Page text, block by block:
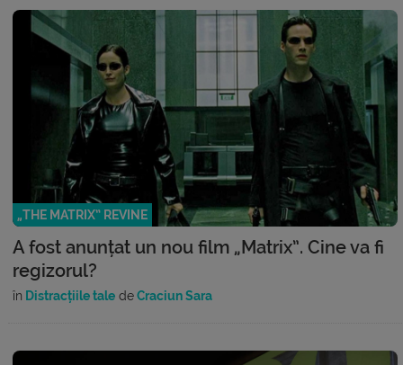
„THE MATRIX” REVINE
A fost anunțat un nou film „Matrix”. Cine va fi
regizorul?
în Distracțiile tale deCraciun Sara